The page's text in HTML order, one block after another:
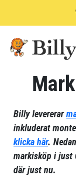
Billy levererar
inkluderat
klicka här.
markisköp i just
där just nu.